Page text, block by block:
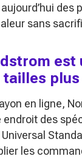
des
sans
est
en ligne,
endroit des
Universal
les